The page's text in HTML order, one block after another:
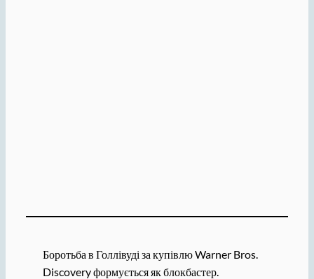
Боротьба в Голлівуді за купівлю Warner Bros.
Discovery формується як блокбастер.